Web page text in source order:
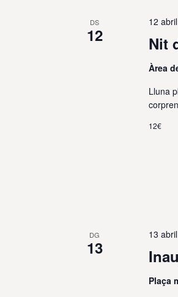
DS
12 Nit
12
Àrea
Lluna
12€
DG
13
13
Plaça